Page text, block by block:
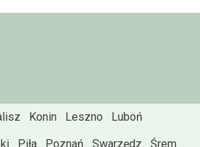
Konin Leszno
Luboń
Piła Poznań Swarzędz Śrem